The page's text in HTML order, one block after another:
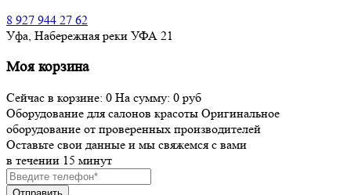
8 927 944 27 62
Уфа, Набережная реки УФА 21
Моя корзина
Сейчас в корзине: 0 На сумму: 0 руб
Оборудование для салонов красоты Оригинальное
оборудование от проверенных производителей
Оставьте свои данные и мы свяжемся с вами
в течении 15 минут